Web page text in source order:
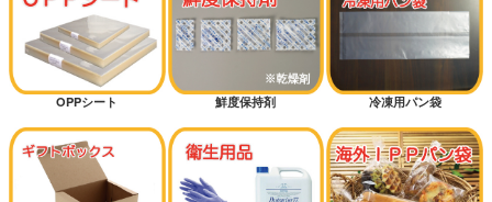
OPPシート 鮮度保持剤 冷凍用パン袋